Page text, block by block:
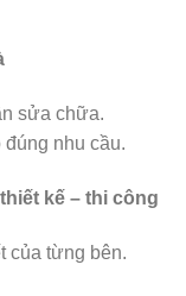
sửa chữa.
nhu cầu.
kế – thi công
của từng bên.